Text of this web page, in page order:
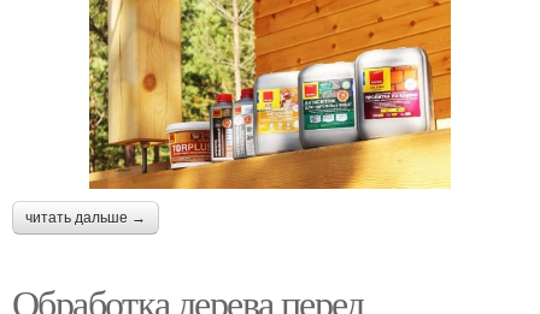
читать дальше →
Обработка дерева перед